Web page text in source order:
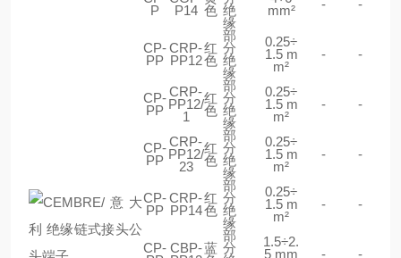
P
P14 色 绝
缘
mm²
- -
CP-
PP
CRP-
PP12
红
色
部
分
绝
缘
0.25÷
1.5 m
m²
- -
CP-
PP
CRP-
PP12/
1
红
色
部
分
绝
缘
0.25÷
1.5 m
m²
- -
CP-
PP
CRP-
PP12/
23
红
色
部
分
绝
缘
0.25÷
1.5 m
m²
- -
CP-
PP
CRP-
PP14
红
色
部
分
绝
缘
0.25÷
1.5 m
m²
- -
CP- CBP-蓝
部
分
1.5÷2.
5 mm
- -